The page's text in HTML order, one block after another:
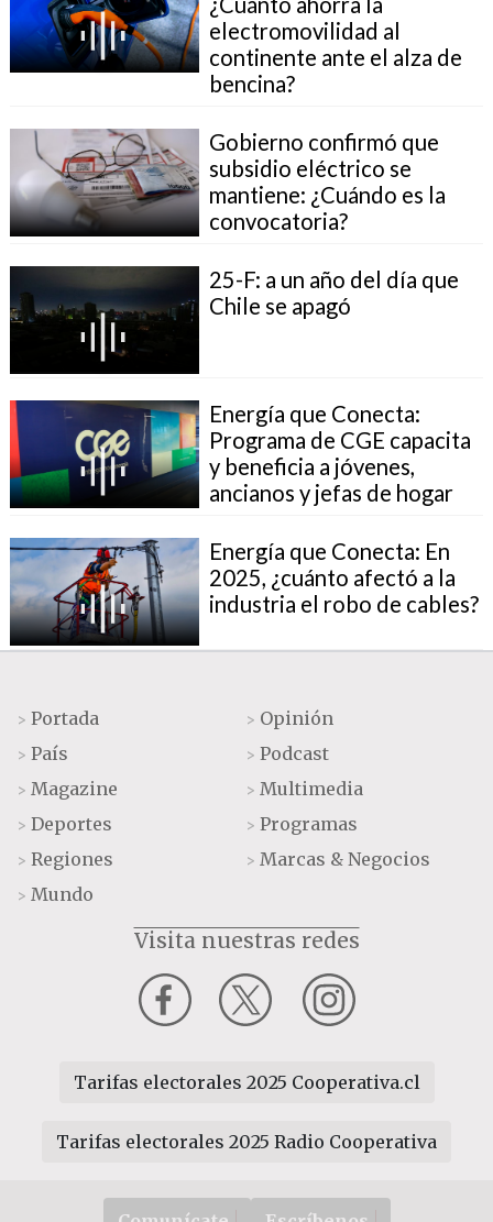
electromovilidad al
continente ante el alza de
bencina?
Gobierno confirmó que
subsidio eléctrico se
mantiene: ¿Cuándo es la
convocatoria?
25-F: a un año del día que
Chile se apagó
Energía que Conecta:
Programa de CGE capacita
y beneficia a jóvenes,
ancianos y jefas de hogar
Energía que Conecta: En
2025, ¿cuánto afectó a la
industria el robo de cables?
> Portada
> País
> Magazine
> Deportes
> Regiones
> Mundo
> Opinión
> Podcast
> Multimedia
> Programas
> Marcas & Negocios
Visita nuestras redes
Tarifas electorales 2025 Cooperativa.cl
Tarifas electorales 2025 Radio Cooperativa